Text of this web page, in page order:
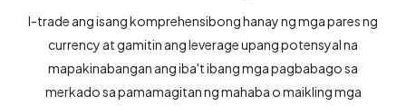
I-trade ang isang komprehensibong hanay ng mga pares ng
currency at gamitin ang leverage upang potensyal na
mapakinabangan ang iba't ibang mga pagbabago sa
merkado sa pamamagitan ng mahaba o maikling mga